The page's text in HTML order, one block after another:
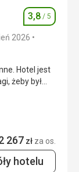
5,0/ 5
4,0/ 5
Ocena
3,8 / 5
2026
Hotel jest
żeby był
Hotel jest
5,0/ 5
267 zł za os.
hotelu